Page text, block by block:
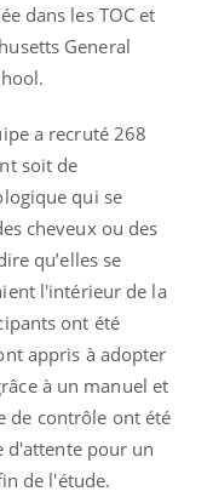
dans les TOC et
General
a recruté 268
soit de
qui se
cheveux ou des
qu’elles se
l'intérieur de la
ont été
appris à adopter
à un manuel et
de contrôle ont été
d'attente pour un
de l'étude.